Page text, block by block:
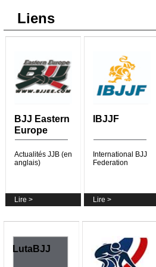
Liens
BJJ Eastern
Europe
Actualités JJB (en
anglais)
Lire >
IBJJF
International BJJ
Federation
Lire >
LutaBJJ